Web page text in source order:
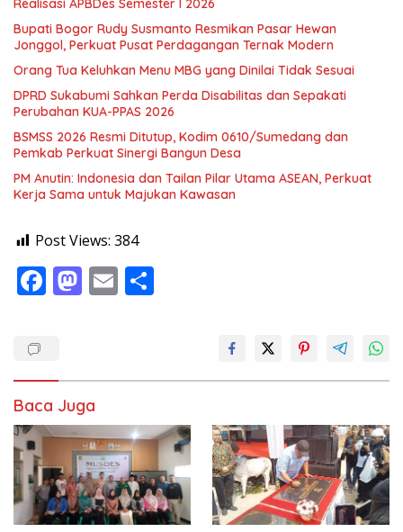
Realisasi APBDes Semester I 2026
Bupati Bogor Rudy Susmanto Resmikan Pasar Hewan
Jonggol, Perkuat Pusat Perdagangan Ternak Modern
Orang Tua Keluhkan Menu MBG yang Dinilai Tidak Sesuai
DPRD Sukabumi Sahkan Perda Disabilitas dan Sepakati
Perubahan KUA-PPAS 2026
BSMSS 2026 Resmi Ditutup, Kodim 0610/Sumedang dan
Pemkab Perkuat Sinergi Bangun Desa
PM Anutin: Indonesia dan Tailan Pilar Utama ASEAN, Perkuat
Kerja Sama untuk Majukan Kawasan
Post Views: 384
F
o
o
k
M
o
n
E
Baca Juga